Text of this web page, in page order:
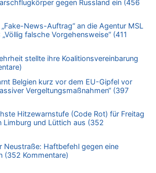
von Peter S. zu
Zonen – Untersuchung von Vias
von klar zu
in Londons City niedergestochen
von Hans L. zu
wieder Mekka des Pferdesports –
WM auf starke Springreiter
von Pitstop zu
offiziell als neuer Nationalcoach der Roten
„Ist mir eine große Ehre“
von Ach zu
wieder Mekka des Pferdesports –
WM auf starke Springreiter
gegen Russland ein (456
News-Auftrag“ an die Agentur MSL
„Völlig falsche Vorgehensweise“ (411
stellte ihre Koalitionsvereinbarung
Belgien kurz vor dem EU-Gipfel vor
Vergeltungsmaßnahmen“ (397
Hitzewarnstufe (Code Rot) für Freitag
Limburg und Lüttich aus (352
Neustraße: Haftbefehl gegen eine
(352 Kommentare)